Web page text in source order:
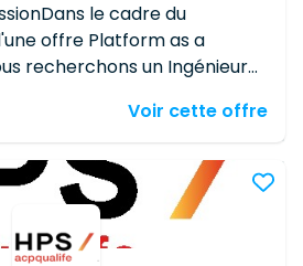
le cadre du
offre Platform as a
recherchons un Ingénieur
des services Cloud
à la mise en place de
as a Service,
etc.) en collaboration
DevOps et SRE, tout en
Voir cette offre